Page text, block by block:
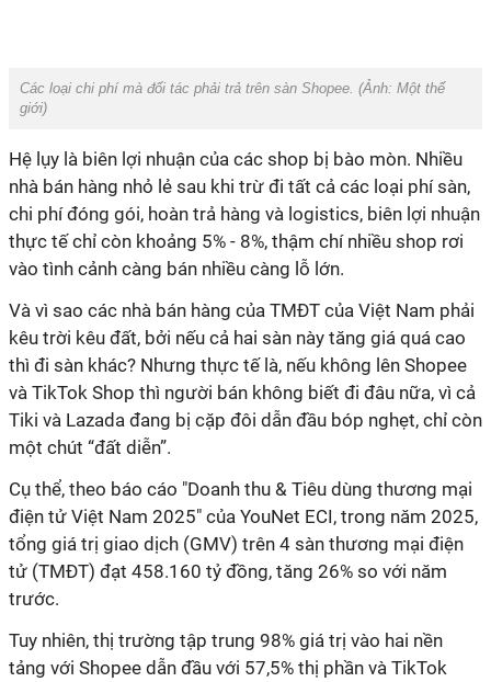
Các loại chi phí mà đối tác phải trả trên sàn Shopee. (Ảnh: Một thế
giới)
Hệ lụy là biên lợi nhuận của các shop bị bào mòn. Nhiều
nhà bán hàng nhỏ lẻ sau khi trừ đi tất cả các loại phí sàn,
chi phí đóng gói, hoàn trả hàng và logistics, biên lợi nhuận
thực tế chỉ còn khoảng 5% - 8%, thậm chí nhiều shop rơi
vào tình cảnh càng bán nhiều càng lỗ lớn.
Và vì sao các nhà bán hàng của TMĐT của Việt Nam phải
kêu trời kêu đất, bởi nếu cả hai sàn này tăng giá quá cao
thì đi sàn khác? Nhưng thực tế là, nếu không lên Shopee
và TikTok Shop thì người bán không biết đi đâu nữa, vì cả
Tiki và Lazada đang bị cặp đôi dẫn đầu bóp nghẹt, chỉ còn
một chút “đất diễn”.
Cụ thể, theo báo cáo "Doanh thu & Tiêu dùng thương mại
điện tử Việt Nam 2025" của YouNet ECI, trong năm 2025,
tổng giá trị giao dịch (GMV) trên 4 sàn thương mại điện
tử (TMĐT) đạt 458.160 tỷ đồng, tăng 26% so với năm
trước.
Tuy nhiên, thị trường tập trung 98% giá trị vào hai nền
tảng với Shopee dẫn đầu với 57,5% thị phần và TikTok